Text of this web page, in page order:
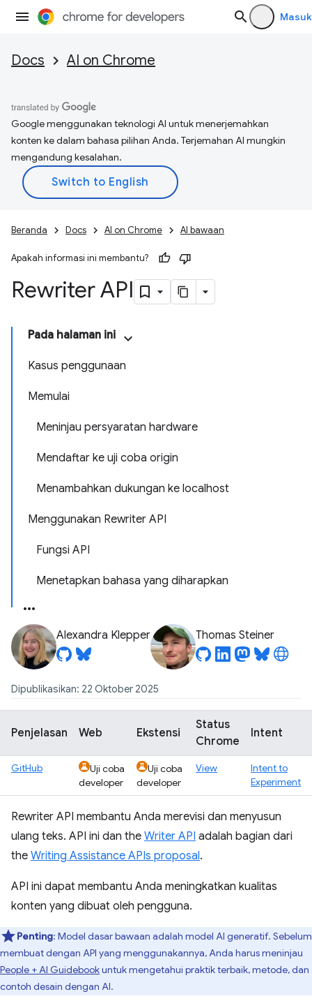
Masuk
Docs AI on Chrome
Google menggunakan teknologi AI untuk menerjemahkan
konten ke dalam bahasa pilihan Anda. Terjemahan AI mungkin
mengandung kesalahan.
Beranda Docs AI on Chrome AI bawaan
Apakah informasi ini membantu?
Rewriter API
Pada halaman ini
Kasus penggunaan
Memulai
Meninjau persyaratan hardware
Mendaftar ke uji coba origin
Menambahkan dukungan ke localhost
Menggunakan Rewriter API
Fungsi API
Menetapkan bahasa yang diharapkan
Alexandra Klepper Thomas Steiner
Dipublikasikan: 22 Oktober 2025
Penjelasan Web Ekstensi
Status
Chrome
Intent
GitHub
Uji coba
developer
Uji coba
developer
View
Intent to
Experiment
Rewriter API membantu Anda merevisi dan menyusun
ulang teks. API ini dan the Writer API adalah bagian dari
the Writing Assistance APIs proposal.
API ini dapat membantu Anda meningkatkan kualitas
konten yang dibuat oleh pengguna.
Penting: Model dasar bawaan adalah model AI generatif. Sebelum
membuat dengan API yang menggunakannya, Anda harus meninjau
People + AI Guidebookuntuk mengetahui praktik terbaik, metode, dan
contoh desain dengan AI.